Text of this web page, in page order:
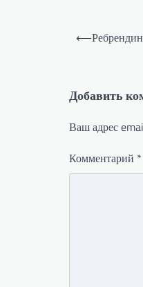
Навигация
⟵
Добавить
Ваш адрес
Комментарий *